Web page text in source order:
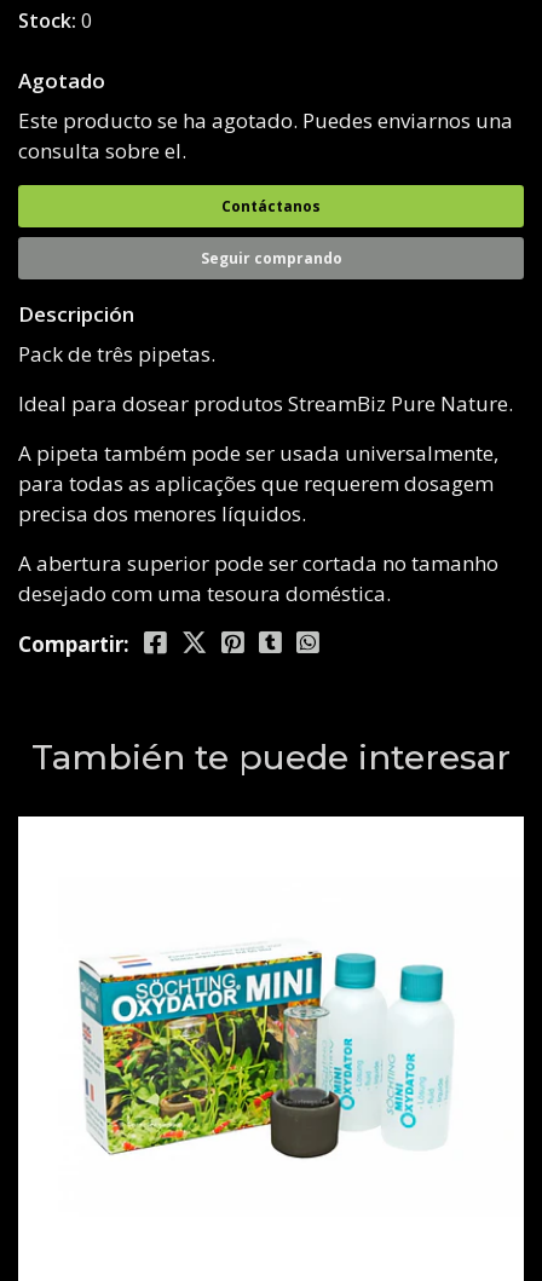
Stock: 0
Agotado
Este producto se ha agotado. Puedes enviarnos una
consulta sobre el.
Contáctanos
Seguir comprando
Descripción
Pack de três pipetas.
Ideal para dosear produtos StreamBiz Pure Nature.
A pipeta também pode ser usada universalmente,
para todas as aplicações que requerem dosagem
precisa dos menores líquidos.
A abertura superior pode ser cortada no tamanho
desejado com uma tesoura doméstica.
Compartir:
También te puede interesar